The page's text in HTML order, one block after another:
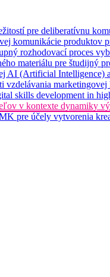
pre deliberatívnu
komunikácie produktov
rozhodovací proces
materiálu pre študijný
AI (Artificial
vzdelávania
skills development in
v kontexte dynamiky
pre účely vytvorenia